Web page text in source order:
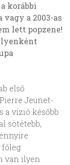
korábbi
vagy a 2003-as
lett popzene!
első
Jeunet-
a vízió később
sötétebb,
főleg
van ilyen